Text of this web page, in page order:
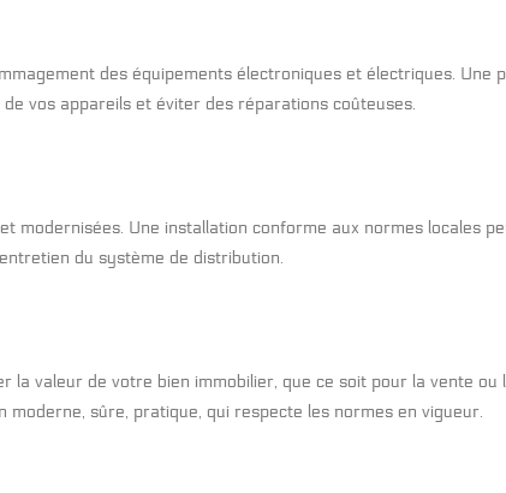
des équipements électroniques et électriques. Une
vos appareils et éviter des réparations coûteuses.
Une installation conforme aux normes locales
du système de distribution.
valeur de votre bien immobilier, que ce soit pour la vente
sûre, pratique, qui respecte les normes en vigueur.